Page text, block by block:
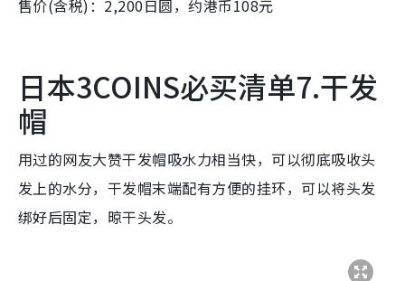
售价(含税)：2,200日圆，约港币108元
日本3COINS必买清单7.干发
帽
用过的网友大赞干发帽吸水力相当快，可以彻底吸收头
发上的水分，干发帽末端配有方便的挂环，可以将头发
绑好后固定，晾干头发。